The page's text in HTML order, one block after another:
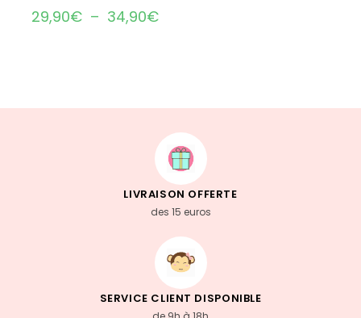
29,90€ – 34,90€
LIVRAISON OFFERTE
des 15 euros
SERVICE CLIENT DISPONIBLE